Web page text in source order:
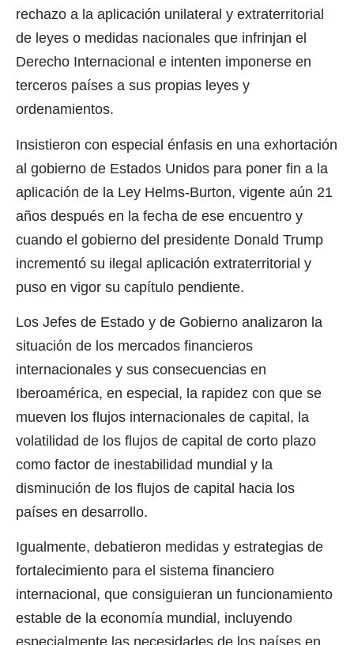
rechazo a la aplicación unilateral y extraterritorial
de leyes o medidas nacionales que infrinjan el
Derecho Internacional e intenten imponerse en
terceros países a sus propias leyes y
ordenamientos.
Insistieron con especial énfasis en una exhortación
al gobierno de Estados Unidos para poner fin a la
aplicación de la Ley Helms-Burton, vigente aún 21
años después en la fecha de ese encuentro y
cuando el gobierno del presidente Donald Trump
incrementó su ilegal aplicación extraterritorial y
puso en vigor su capítulo pendiente.
Los Jefes de Estado y de Gobierno analizaron la
situación de los mercados financieros
internacionales y sus consecuencias en
Iberoamérica, en especial, la rapidez con que se
mueven los flujos internacionales de capital, la
volatilidad de los flujos de capital de corto plazo
como factor de inestabilidad mundial y la
disminución de los flujos de capital hacia los
países en desarrollo.
Igualmente, debatieron medidas y estrategias de
fortalecimiento para el sistema financiero
internacional, que consiguieran un funcionamiento
estable de la economía mundial, incluyendo